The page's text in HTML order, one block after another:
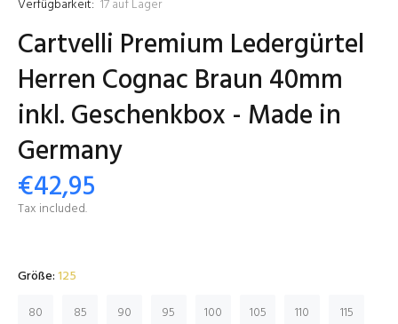
Verfügbarkeit: 17auf Lager
Cartvelli Premium Ledergürtel
Herren Cognac Braun 40mm
inkl. Geschenkbox - Made in
Germany
€42,95
Tax included.
Größe:125
80
85 90 95 100 105 110 115